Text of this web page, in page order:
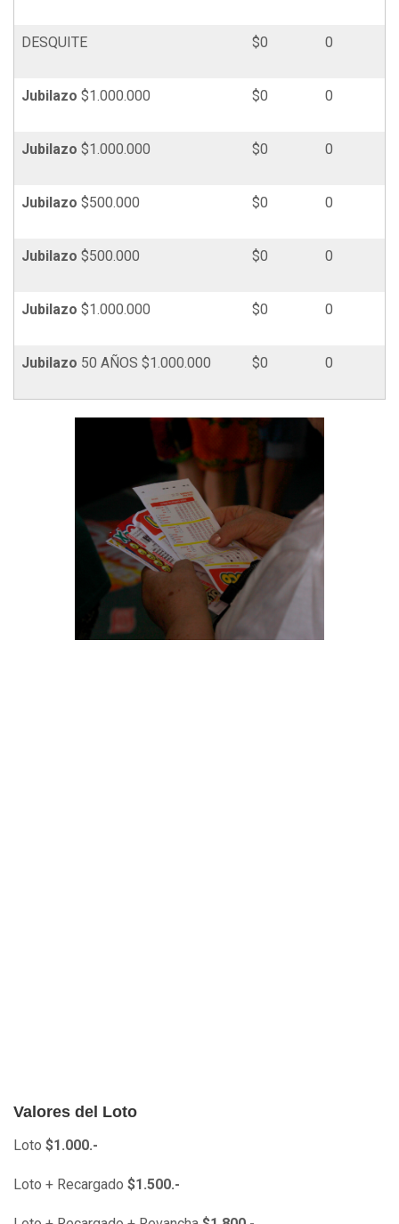
DESQUITE $0 0
Jubilazo $1.000.000 $0 0
Jubilazo $1.000.000 $0 0
Jubilazo $500.000 $0 0
Jubilazo $500.000 $0 0
Jubilazo $1.000.000 $0 0
Jubilazo 50 AÑOS $1.000.000 $0 0
Valores del Loto
Loto $1.000.-
Loto + Recargado $1.500.-